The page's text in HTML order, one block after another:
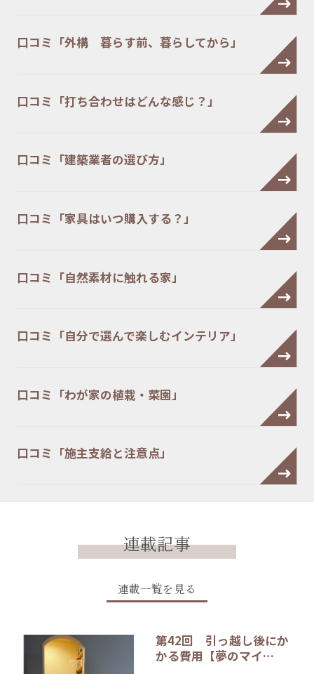
口コミ「外構 暮らす前、暮らしてから」
口コミ「打ち合わせはどんな感じ？」
口コミ「建築業者の選び方」
口コミ「家具はいつ購入する？」
口コミ「自然素材に触れる家」
口コミ「自分で選んで楽しむインテリア」
口コミ「わが家の植栽・菜園」
口コミ「施主支給と注意点」
連載記事
連載一覧を見る
第42回 引っ越し後にか
かる費用【夢のマイ…